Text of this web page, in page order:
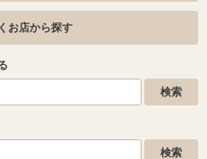
お店から探す